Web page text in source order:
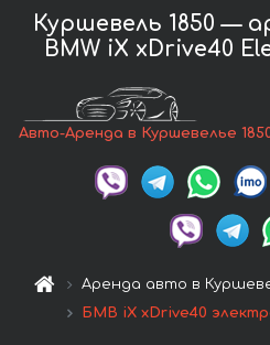
Куршевель 1850 —
BMW iX xDrive40
Авто-Аренда в Куршевелье
Аренда авто в
БМВ iX xDrive40